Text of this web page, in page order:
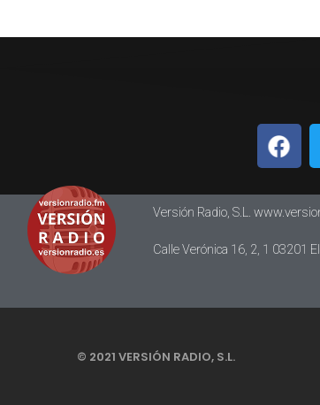
Versión Radio, S.L.
Calle Verónica 16, 2, 1 03201
© 2021 VERSIÓN RADIO, S.L.